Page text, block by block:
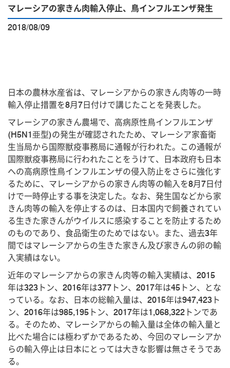
マレーシアの家きん肉輸入停止、鳥インフルエンザ発生
2018/08/09
日本の農林水産省は、マレーシアからの家きん肉等の一時
輸入停止措置を8月7日付けで講じたことを発表した。
マレーシアの家きん農場で、高病原性鳥インフルエンザ
(H5N1亜型)の発生が確認されたため、マレーシア家畜衛
生当局から国際獣疫事務局に通報が行われた。この通報が
国際獣疫事務局に行われたことをうけて、日本政府も日本
への高病原性鳥インフルエンザの侵入防止をさらに強化す
るために、マレーシアからの家きん肉等の輸入を8月7日付
けで一時停止する事を決定した。なお、発生国などから家
きん肉等の輸入を停止するのは、日本国内で飼養されてい
る生きた家きんがウイルスに感染することを防止するため
のものであり、食品衛生のためではない。また、過去3年
間ではマレーシアからの生きた家きん及び家きんの卵の輸
入実績はない。
近年のマレーシアからの家きん肉等の輸入実績は、2015
年は323トン、2016年は377トン、2017年は45トン、とな
っている。なお、日本の総輸入量は、2015年は947,423ト
ン、2016年は985,195トン、2017年は1,068,322トンであ
る。そのため、マレーシアからの輸入量は全体の輸入量と
比べた場合には極わずかであるため、今回のマレーシアか
らの輸入停止は日本にとっては大きな影響は無さそうであ
る。